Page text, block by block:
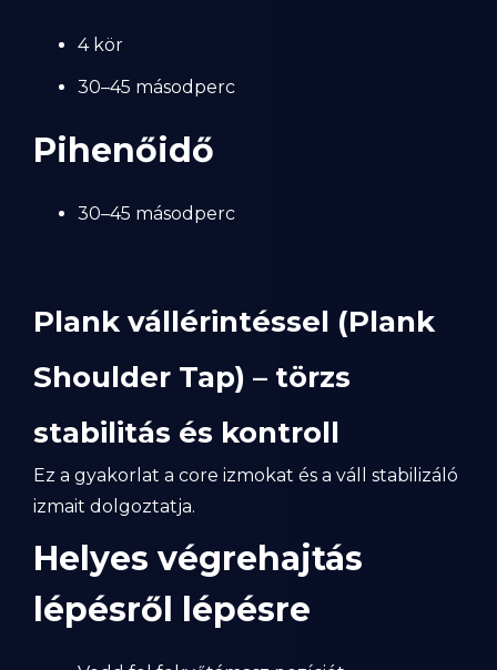
4 kör
30–45 másodperc
Pihenőidő
30–45 másodperc
Plank vállérintéssel (Plank
Shoulder Tap) – törzs
stabilitás és kontroll
Ez a gyakorlat a core izmokat és a váll stabilizáló
izmait dolgoztatja.
Helyes végrehajtás
lépésről lépésre